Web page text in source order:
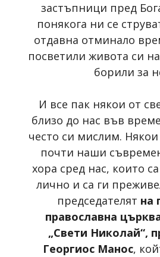
застъпници пред
понякога ни се
отдавна отминало
посветили живота си
борили за
И все пак някои от
близо до нас във
често си мислим. Някои
почти наши
хора сред нас, които
лично и са ги
председателят на
православна
„Свети Николай“,
Георгиос Манос,